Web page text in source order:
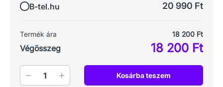
B-tel.hu 20 990 Ft
Termék ára 18 200 Ft
Végösszeg 18 200 Ft
Mennyiség Kosárba teszem